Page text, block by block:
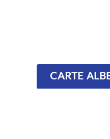
CARTE